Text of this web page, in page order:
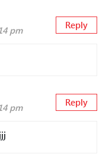
pm
Reply
pm
Reply